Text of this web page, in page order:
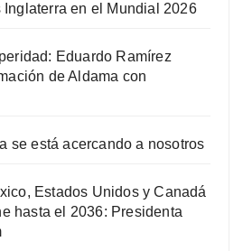
en el Mundial 2026
Eduardo Ramírez
de Aldama con
se está acercando a nosotros
Estados Unidos y Canadá
hasta el 2036: Presidenta